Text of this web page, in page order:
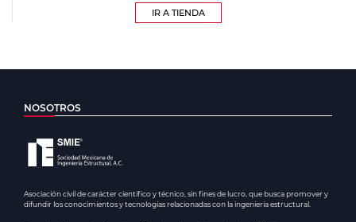
IR A TIENDA
NOSOTROS
Asociación civil de carácter científico y técnico, sin fines de lucro, que busca promover y
difundir los conocimientos y tecnologías relacionadas con la ingeniería estructural.